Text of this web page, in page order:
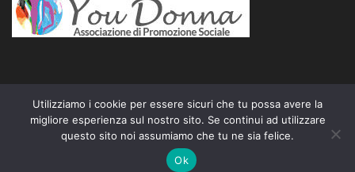
Copyright © 2018, All Rights Reserved - É vietata la copia e la riproduzione
dei contenuti e immagini in qualsiasi forma.
Utilizziamo i cookie per essere sicuri che tu possa avere la
migliore esperienza sul nostro sito. Se continui ad utilizzare
questo sito noi assumiamo che tu ne sia felice.
Ok